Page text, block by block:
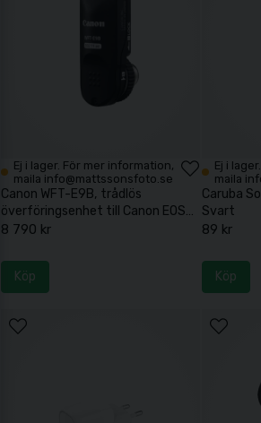
Ej i lager. För mer information,
maila info@mattssonsfoto.se
Canon WFT-E9B, trådlös
överföringsenhet till Canon EOS
1D X Mark III och C500
8 790 kr
Köp
Ej i
maila
Caruba
Svart
89 kr
Köp